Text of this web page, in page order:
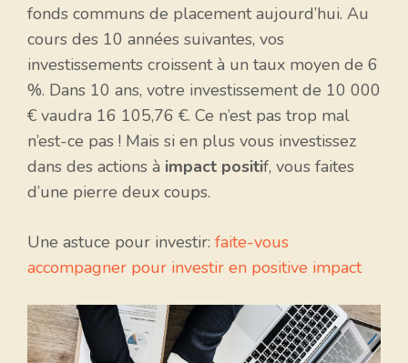
fonds communs de placement aujourd’hui. Au
cours des 10 années suivantes, vos
investissements croissent à un taux moyen de 6
%. Dans 10 ans, votre investissement de 10 000
€ vaudra 16 105,76 €. Ce n’est pas trop mal
n’est-ce pas ! Mais si en plus vous investissez
dans des actions à impact positif, vous faites
d’une pierre deux coups.
Une astuce pour investir: faite-vous
accompagner pour investir en positive impact